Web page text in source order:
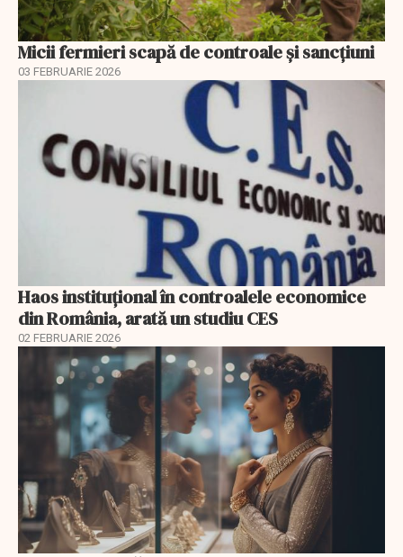
Micii fermieri scapă de controale și sancțiuni
03 FEBRUARIE 2026
Haos instituțional în controalele economice
din România, arată un studiu CES
02 FEBRUARIE 2026